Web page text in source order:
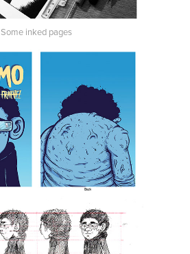
Some inked pages